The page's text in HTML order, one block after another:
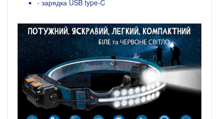
- зарядка USB type-C